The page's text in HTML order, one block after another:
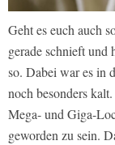
Geht es euch auch
gerade schnieft und
so. Dabei war es in
noch besonders
Mega- und Giga-
geworden zu sein.